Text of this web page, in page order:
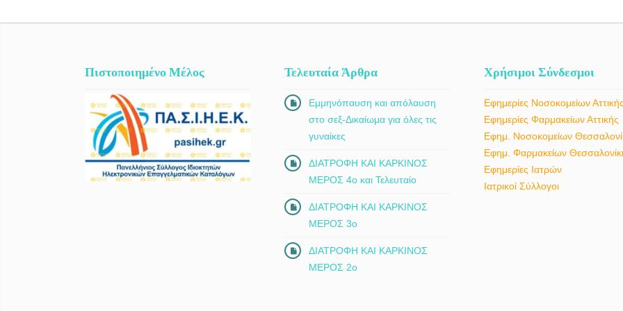
Πιστοποιημένο Μέλος Τελευταία Άρθρα
Εμμηνόπαυση και απόλαυση
στο σεξ-Δικαίωμα για όλες τις
γυναίκες
ΔΙΑΤΡΟΦΗ ΚΑΙ ΚΑΡΚΙΝΟΣ
ΜΕΡΟΣ 4ο και Τελευταίο
ΔΙΑΤΡΟΦΗ ΚΑΙ ΚΑΡΚΙΝΟΣ
ΜΕΡΟΣ 3ο
ΔΙΑΤΡΟΦΗ ΚΑΙ ΚΑΡΚΙΝΟΣ
ΜΕΡΟΣ 2ο
Χρήσιμοι Σύνδεσμοι
Εφημερίες Νοσοκομείων
Εφημερίες Φαρμακείων Αττικής
Εφημ. Νοσοκομείων
Εφημ. Φαρμακείων
Εφημερίες Ιατρών
Ιατρικοί Σύλλογοι